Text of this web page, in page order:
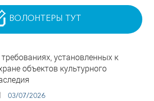
ВОЛОНТЕРЫ ТУТ
установленных к
объектов культурного
03/07/2026